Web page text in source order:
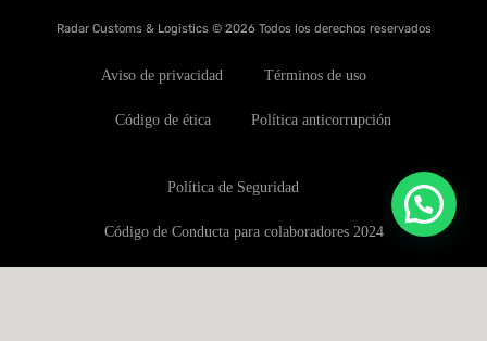
Radar Customs & Logistics © 2026 Todos los derechos reservados
Aviso de privacidad Términos de uso
Código de ética Política anticorrupción
Política de Seguridad
Código de Conducta para colaboradores 2024